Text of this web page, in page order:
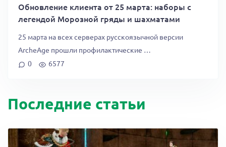
Обновление клиента от 25 марта: наборы с
легендой Морозной гряды и шахматами
25 марта на всех серверах русскоязычной версии
ArcheAge прошли профилактические …
0
6577
Последние статьи